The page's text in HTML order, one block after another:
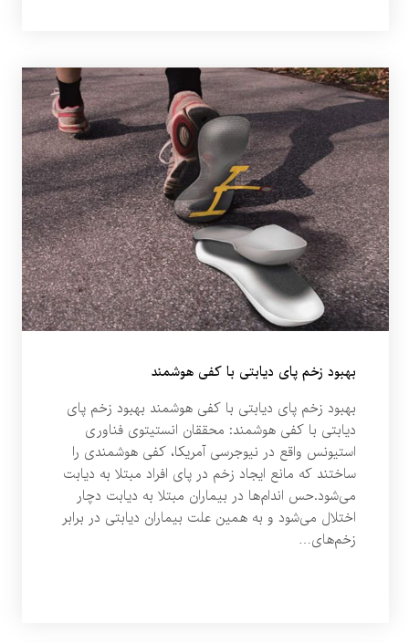
بهبود زخم پای دیابتی با کفی هوشمند
بهبود زخم پای دیابتی با کفی هوشمند بهبود زخم پای
دیابتی با کفی هوشمند: محققان انستیتوی فناوری
استیونس واقع در نیوجرسی آمریکا، کفی هوشمندی را
ساختند که مانع ایجاد زخم در پای افراد مبتلا به دیابت
می‌شود.حس اندام‌ها در بیماران مبتلا به دیابت دچار
اختلال می‌شود و به همین علت بیماران دیابتی در برابر
زخم‌های…